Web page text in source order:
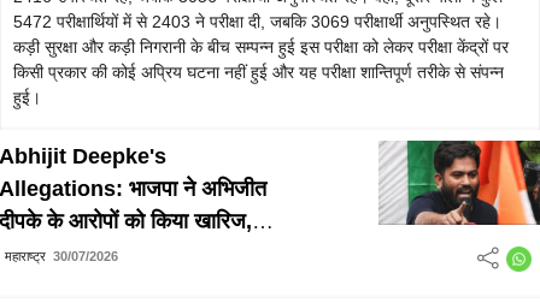
5472 परीक्षार्थियों में से 2403 ने परीक्षा दी, जबकि 3069 परीक्षार्थी अनुपस्थित रहे।
कड़ी सुरक्षा और कड़ी निगरानी के बीच सम्पन्न हुई इस परीक्षा को लेकर परीक्षा केंद्रों पर
किसी प्रकार की कोई अप्रिय घटना नहीं हुई और यह परीक्षा शान्तिपूर्ण तरीके से संपन्न
हुई।
Abhijit Deepke's
Allegations: भाजपा ने अभिजीत
दीपके के आरोपों को किया खारिज,
कहा सबूत हैं तो सार्वजनिक करें
महाराष्ट्र 30/07/2026